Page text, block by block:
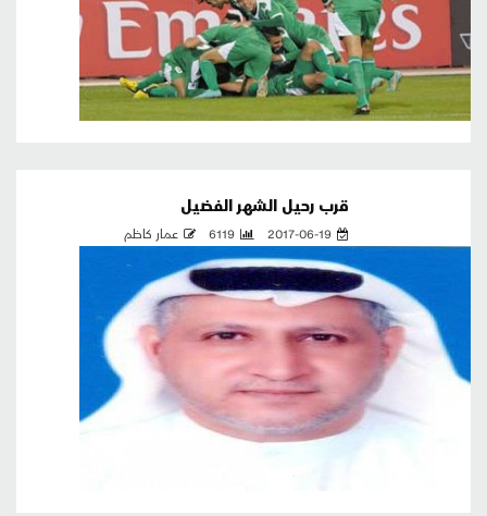
قرب رحيل الشهر الفضيل
2017-06-19
6119 عمار كاظم